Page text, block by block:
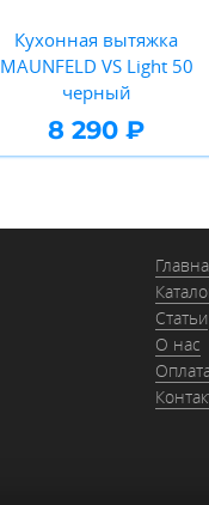
Кухонная вытяжка
MAUNFELD VS Light 50
черный
8 290 ₽
Статьи
О нас